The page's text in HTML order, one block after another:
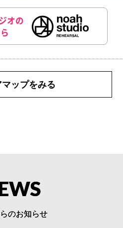
オの
マップをみる
のお知らせ